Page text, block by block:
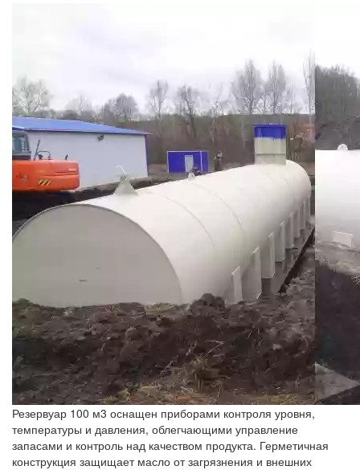
Резервуар 100 м3 оснащен приборами контроля уровня,
температуры и давления, облегчающими управление
запасами и контроль над качеством продукта. Герметичная
конструкция защищает масло от загрязнения и внешних